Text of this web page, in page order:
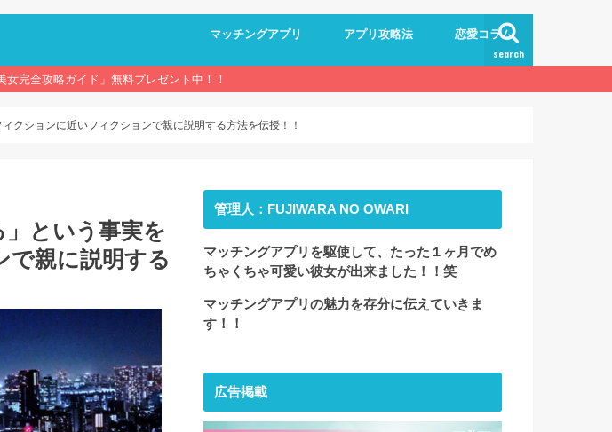
search
マッチングアプリ アプリ攻略法 恋愛コラム
完全攻略ガイド」無料プレゼント中！！
クションに近いフィクションで親に説明する方法を伝授！！
」という事実を
で親に説明する
管理人：FUJIWARA NO OWARI
マッチングアプリを駆使して、たった１ヶ月でめ
ちゃくちゃ可愛い彼女が出来ました！！笑
マッチングアプリの魅力を存分に伝えていきま
す！！
広告掲載